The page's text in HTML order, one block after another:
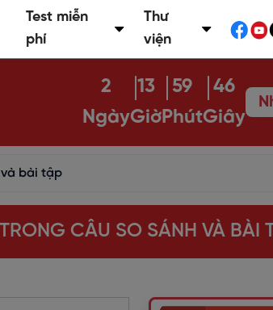
Test miễn
phí
Thư
viện
2
Ngày
13
Giờ
59
Phút
45
Giây
và bài tập
CÂU SO SÁNH VÀ BÀI